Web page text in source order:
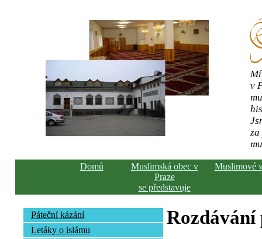
v
Domů
Muslimská obec v
Praze
se představuje
Muslimové
Páteční kázání
Letáky o islámu
Rozdávání